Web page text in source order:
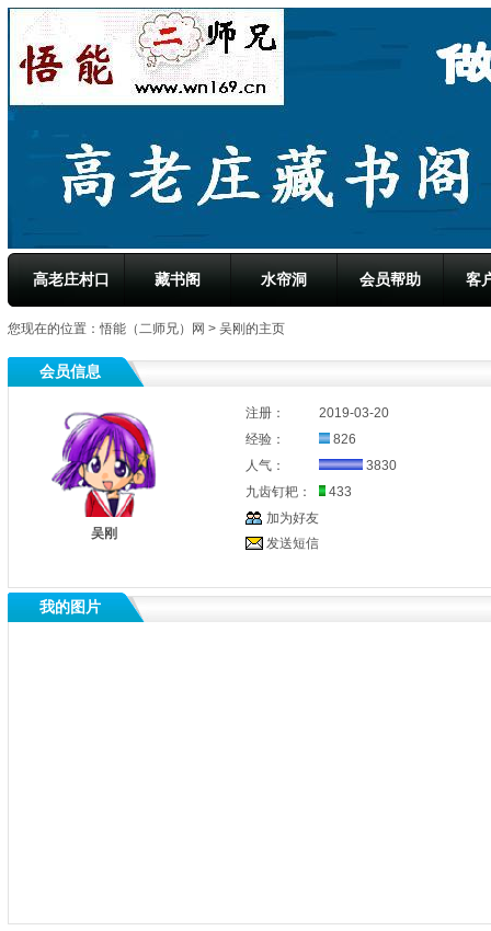
高老庄村口 藏书阁 水帘洞 会员帮助 客
您现在的位置：悟能（二师兄）网 > 吴刚的主页
会员信息
吴刚
注册：
2019-03-20
经验：
826
人气：
3830
九齿钉耙：
433
加为好友
发送短信
我的图片